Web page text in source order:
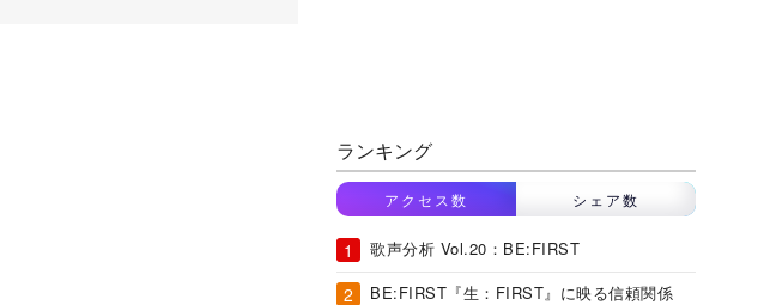
ランキング
アクセス数 シェア数
歌声分析 Vol.20：BE:FIRST
BE:FIRST『生：FIRST』に映る信頼関係